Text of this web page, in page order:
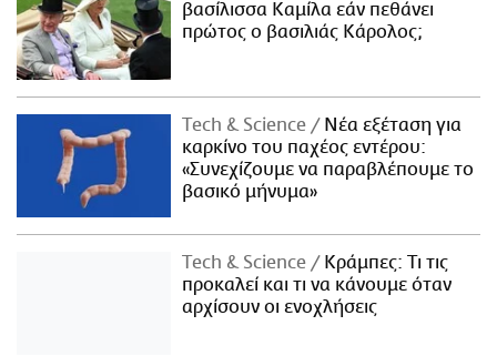
βασίλισσα Καμίλα εάν πεθάνει
πρώτος ο βασιλιάς Κάρολος;
Τech & Science
Νέα εξέταση για
καρκίνο του παχέος εντέρου:
«Συνεχίζουμε να παραβλέπουμε το
βασικό μήνυμα»
Τech & Science
Κράμπες: Τι τις
προκαλεί και τι να κάνουμε όταν
αρχίσουν οι ενοχλήσεις